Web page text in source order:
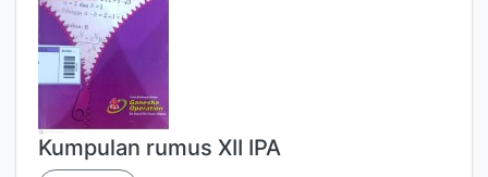
Kumpulan rumus XII IPA